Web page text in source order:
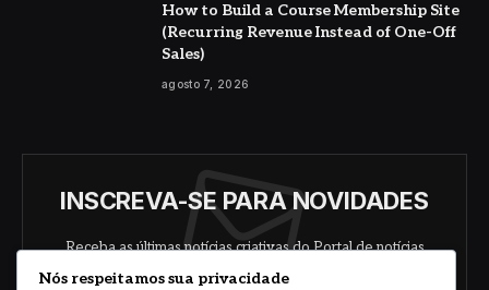
How to Build a Course Membership Site
(Recurring Revenue Instead of One-Off
Sales)
agosto 7, 2026
INSCREVA-SE PARA NOVIDADES
Receba as últimas notícias criativas do Portal de notícias
sobre arte, design e negócios.
Nós respeitamos sua privacidade